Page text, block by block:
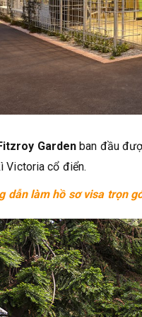
Garden ban đầu
Victoria cổ điển.
dẫn làm hồ sơ visa trọn